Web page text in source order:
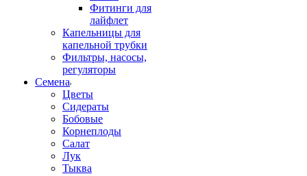
Фитинги для
лайфлет
Капельницы для
капельной трубки
Фильтры, насосы,
регуляторы
Семена
Цветы
Сидераты
Бобовые
Корнеплоды
Салат
Лук
Тыква